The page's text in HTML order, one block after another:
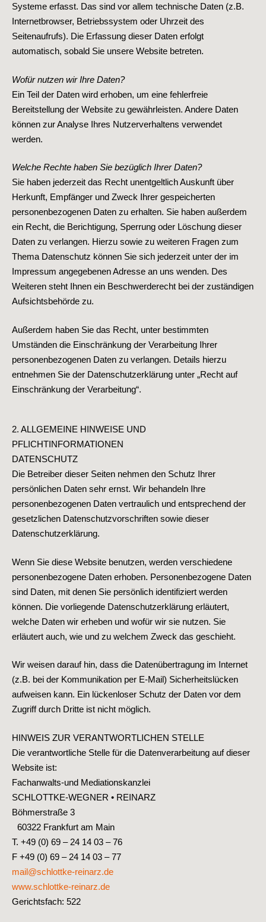
Systeme erfasst. Das sind vor allem technische Daten (z.B.
Internetbrowser, Betriebssystem oder Uhrzeit des
Seitenaufrufs). Die Erfassung dieser Daten erfolgt
automatisch, sobald Sie unsere Website betreten.
Wofür nutzen wir Ihre Daten?
Ein Teil der Daten wird erhoben, um eine fehlerfreie
Bereitstellung der Website zu gewährleisten. Andere Daten
können zur Analyse Ihres Nutzerverhaltens verwendet
werden.
Welche Rechte haben Sie bezüglich Ihrer Daten?
Sie haben jederzeit das Recht unentgeltlich Auskunft über
Herkunft, Empfänger und Zweck Ihrer gespeicherten
personenbezogenen Daten zu erhalten. Sie haben außerdem
ein Recht, die Berichtigung, Sperrung oder Löschung dieser
Daten zu verlangen. Hierzu sowie zu weiteren Fragen zum
Thema Datenschutz können Sie sich jederzeit unter der im
Impressum angegebenen Adresse an uns wenden. Des
Weiteren steht Ihnen ein Beschwerderecht bei der zuständigen
Aufsichtsbehörde zu.
Außerdem haben Sie das Recht, unter bestimmten
Umständen die Einschränkung der Verarbeitung Ihrer
personenbezogenen Daten zu verlangen. Details hierzu
entnehmen Sie der Datenschutzerklärung unter „Recht auf
Einschränkung der Verarbeitung“.
2. ALLGEMEINE HINWEISE UND
PFLICHTINFORMATIONEN
DATENSCHUTZ
Die Betreiber dieser Seiten nehmen den Schutz Ihrer
persönlichen Daten sehr ernst. Wir behandeln Ihre
personenbezogenen Daten vertraulich und entsprechend der
gesetzlichen Datenschutzvorschriften sowie dieser
Datenschutzerklärung.
Wenn Sie diese Website benutzen, werden verschiedene
personenbezogene Daten erhoben. Personenbezogene Daten
sind Daten, mit denen Sie persönlich identifiziert werden
können. Die vorliegende Datenschutzerklärung erläutert,
welche Daten wir erheben und wofür wir sie nutzen. Sie
erläutert auch, wie und zu welchem Zweck das geschieht.
Wir weisen darauf hin, dass die Datenübertragung im Internet
(z.B. bei der Kommunikation per E-Mail) Sicherheitslücken
aufweisen kann. Ein lückenloser Schutz der Daten vor dem
Zugriff durch Dritte ist nicht möglich.
HINWEIS ZUR VERANTWORTLICHEN STELLE
Die verantwortliche Stelle für die Datenverarbeitung auf dieser
Website ist:
Fachanwalts-und Mediationskanzlei
SCHLOTTKE-WEGNER • REINARZ
Böhmerstraße 3
60322 Frankfurt am Main
T. +49 (0) 69 – 24 14 03 – 76
F +49 (0) 69 – 24 14 03 – 77
mail@schlottke-reinarz.de
www.schlottke-reinarz.de
Gerichtsfach: 522